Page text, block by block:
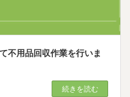
不用品回収作業を行いま
続きを読む